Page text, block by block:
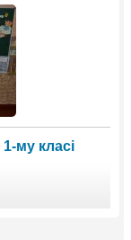
му класі